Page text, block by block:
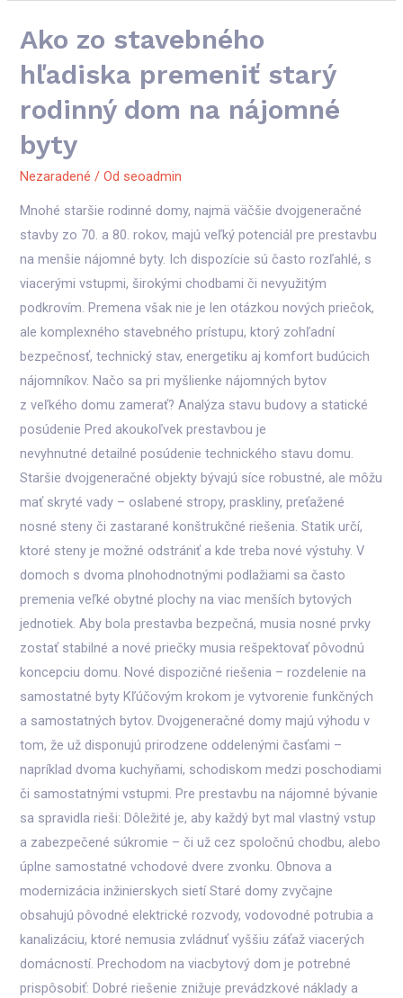
Ako zo stavebného
hľadiska premeniť starý
rodinný dom na nájomné
byty
Nezaradené / Od seoadmin
Mnohé staršie rodinné domy, najmä väčšie dvojgeneračné
stavby zo 70. a 80. rokov, majú veľký potenciál pre prestavbu
na menšie nájomné byty. Ich dispozície sú často rozľahlé, s
viacerými vstupmi, širokými chodbami či nevyužitým
podkrovím. Premena však nie je len otázkou nových priečok,
ale komplexného stavebného prístupu, ktorý zohľadní
bezpečnosť, technický stav, energetiku aj komfort budúcich
nájomníkov. Načo sa pri myšlienke nájomných bytov
z veľkého domu zamerať? Analýza stavu budovy a statické
posúdenie Pred akoukoľvek prestavbou je
nevyhnutné detailné posúdenie technického stavu domu.
Staršie dvojgeneračné objekty bývajú síce robustné, ale môžu
mať skryté vady – oslabené stropy, praskliny, preťažené
nosné steny či zastarané konštrukčné riešenia. Statik určí,
ktoré steny je možné odstrániť a kde treba nové výstuhy. V
domoch s dvoma plnohodnotnými podlažiami sa často
premenia veľké obytné plochy na viac menších bytových
jednotiek. Aby bola prestavba bezpečná, musia nosné prvky
zostať stabilné a nové priečky musia rešpektovať pôvodnú
koncepciu domu. Nové dispozičné riešenia – rozdelenie na
samostatné byty Kľúčovým krokom je vytvorenie funkčných
a samostatných bytov. Dvojgeneračné domy majú výhodu v
tom, že už disponujú prirodzene oddelenými časťami –
napríklad dvoma kuchyňami, schodiskom medzi poschodiami
či samostatnými vstupmi. Pre prestavbu na nájomné bývanie
sa spravidla rieši: Dôležité je, aby každý byt mal vlastný vstup
a zabezpečené súkromie – či už cez spoločnú chodbu, alebo
úplne samostatné vchodové dvere zvonku. Obnova a
modernizácia inžinierskych sietí Staré domy zvyčajne
obsahujú pôvodné elektrické rozvody, vodovodné potrubia a
kanalizáciu, ktoré nemusia zvládnuť vyššiu záťaž viacerých
domácností. Prechodom na viacbytový dom je potrebné
prispôsobiť: Dobré riešenie znižuje prevádzkové náklady a